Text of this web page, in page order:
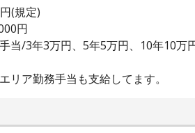
(規定)
円
当/3年3万円、5年5万円、10年10万
ア勤務手当も支給してます。